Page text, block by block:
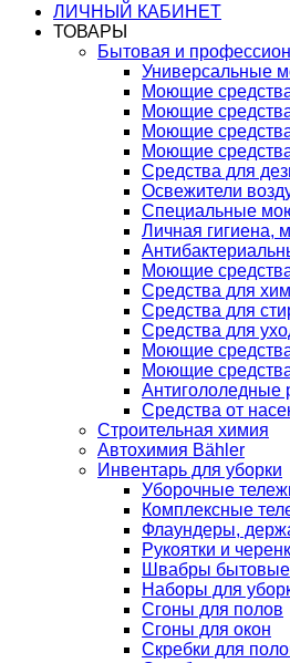
ЛИЧНЫЙ КАБИНЕТ
ТОВАРЫ
Бытовая и
Универсальные
Моющие
Моющие
Моющие
Моющие
Средства для
Освежители
Специальные
Личная гигиена,
Моющие
Средства для
Средства для
Средства для
Моющие
Моющие
Антигололедные
Средства от
Строительная химия
Автохимия Bähler
Инвентарь для уборки
Уборочные
Комплексные
Флаундеры,
Рукоятки и
Швабры бытовые
Наборы для
Сгоны для полов
Сгоны для окон
Скребки для